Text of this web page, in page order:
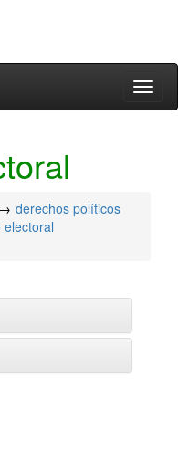
derechos políticos
electoral